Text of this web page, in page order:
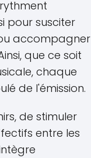
pour susciter
accompagner
que ce soit
chaque
de l'émission.
de stimuler
entre les